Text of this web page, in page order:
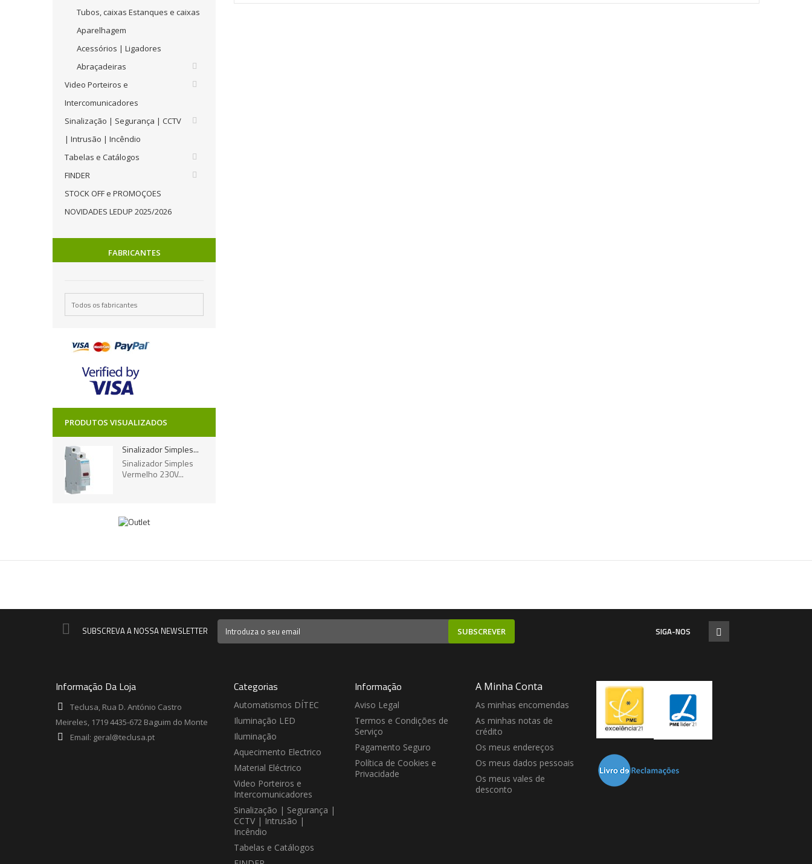
Tubos, caixas Estanques e caixas
Aparelhagem
Acessórios | Ligadores
Abraçadeiras
Video Porteiros e
Intercomunicadores
Sinalização | Segurança | CCTV
| Intrusão | Incêndio
Tabelas e Catálogos
FINDER
STOCK OFF e PROMOÇOES
NOVIDADES LEDUP 2025/2026
FABRICANTES
Todos os fabricantes
PRODUTOS VISUALIZADOS
Sinalizador Simples...
Sinalizador Simples
Vermelho 230V...
SUBSCREVA A NOSSA NEWSLETTER SUBSCREVER SIGA-NOS
Informação Da Loja
Teclusa, Rua D. António Castro
Meireles, 1719 4435-672 Baguim do Monte
Email: geral@teclusa.pt
Categorias
Automatismos DÍTEC
Iluminação LED
Iluminação
Aquecimento Electrico
Material Eléctrico
Video Porteiros e
Intercomunicadores
Sinalização | Segurança |
CCTV | Intrusão |
Incêndio
Tabelas e Catálogos
Informação
Aviso Legal
Termos e Condições de
Serviço
Pagamento Seguro
Política de Cookies e
Privacidade
A Minha Conta
As minhas encomendas
As minhas notas de
crédito
Os meus endereços
Os meus dados pessoais
Os meus vales de
desconto